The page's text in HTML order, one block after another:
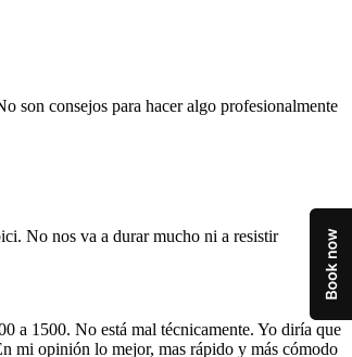
son consejos para hacer algo profesionalmente
No nos va a durar mucho ni a resistir
a 1500. No está mal técnicamente. Yo diría que
mi opinión lo mejor, mas rápido y más cómodo